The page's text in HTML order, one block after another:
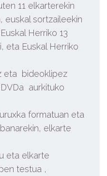
11 elkarterekin
euskal sortzaileekin
Herriko 13
eta Euskal Herriko
eta bideoklipez
aurkituko
formatuan eta
elkarte
eta elkarte
testua ,